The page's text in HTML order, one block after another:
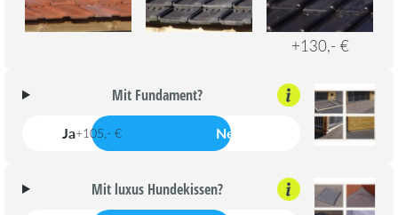
+130,- €
Mit Fundament?
Ja+105,- € Nein
Mit luxus Hundekissen?